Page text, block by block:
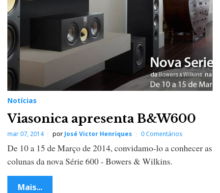
Notícias
Viasonica apresenta B&W600
mar 07, 2014 por José Victor Henriques 0 Comentários
De 10 a 15 de Março de 2014, convidamo-lo a conhecer as
colunas da nova Série 600 - Bowers & Wilkins.
Mais...